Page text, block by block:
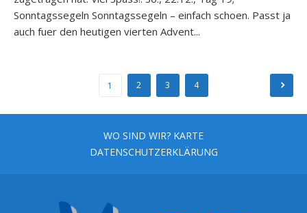
Sonntagssegeln Sonntagssegeln – einfach schoen. Passt ja
auch fuer den heutigen vierten Advent...
Seitennummerierung
der
Beiträge
1 2 3 4
WO SIND WIR? KARTE
DATENSCHUTZERKLÄRUNG